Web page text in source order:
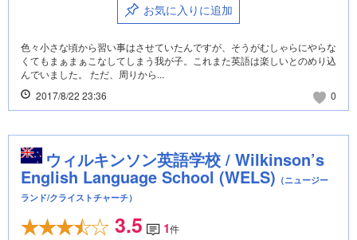
お気に入りに追加
色々小さな頃から習い事はさせていたんですが、そうがむしゃらにやらな
くてもまぁまぁこなしてしまう我が子。これまた英語は楽しいとのめり込
んでいました。 ただ、周りから...
2017/8/22 23:36
0
ウィルキンソン英語学校 / Wilkinson’s
English Language School (WELS) （ニュージー
ランド/クライストチャーチ）
3.5 1件